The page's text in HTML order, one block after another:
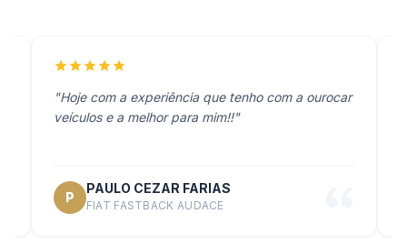
"Hoje com a experiência que tenho com a ourocar
veículos e a melhor para mim!!"
P
PAULO CEZAR FARIAS
FIAT FASTBACK AUDACE